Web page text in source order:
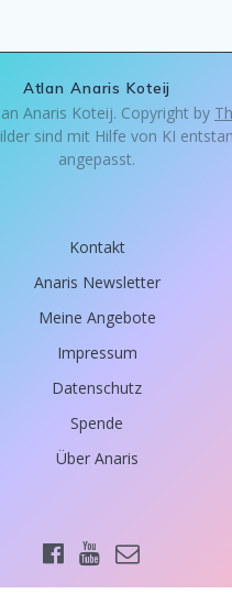
Atlan Anaris Koteij
Anaris Koteij. Copyright by
sind mit Hilfe von KI
angepasst.
Kontakt
Anaris Newsletter
Meine Angebote
Impressum
Datenschutz
Spende
Über Anaris